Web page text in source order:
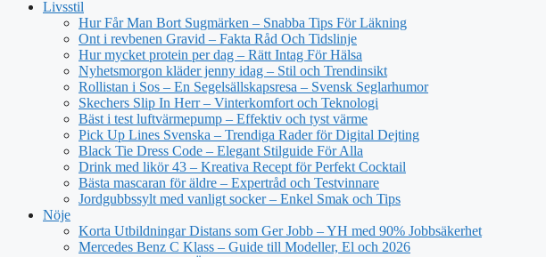
Livsstil
Hur Får Man Bort Sugmärken – Snabba Tips För Läkning
Ont i revbenen Gravid – Fakta Råd Och Tidslinje
Hur mycket protein per dag – Rätt Intag För Hälsa
Nyhetsmorgon kläder jenny idag – Stil och Trendinsikt
Rollistan i Sos – En Segelsällskapsresa – Svensk Seglarhumor
Skechers Slip In Herr – Vinterkomfort och Teknologi
Bäst i test luftvärmepump – Effektiv och tyst värme
Pick Up Lines Svenska – Trendiga Rader för Digital Dejting
Black Tie Dress Code – Elegant Stilguide För Alla
Drink med likör 43 – Kreativa Recept för Perfekt Cocktail
Bästa mascaran för äldre – Expertråd och Testvinnare
Jordgubbssylt med vanligt socker – Enkel Smak och Tips
Nöje
Korta Utbildningar Distans som Ger Jobb – YH med 90% Jobbsäkerhet
Mercedes Benz C Klass – Guide till Modeller, El och 2026